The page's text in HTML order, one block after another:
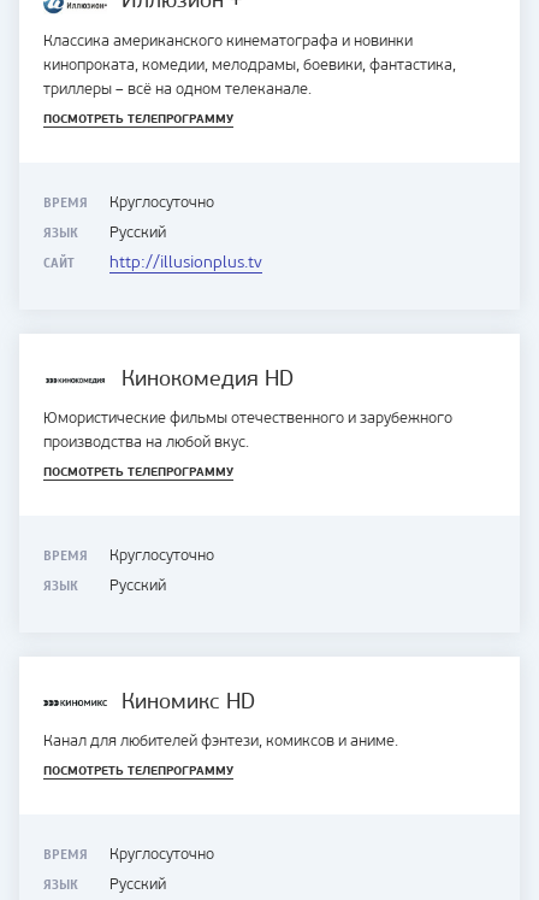
Классика американского кинематографа и новинки
кинопроката, комедии, мелодрамы, боевики, фантастика,
триллеры – всё на одном телеканале.
ПОСМОТРЕТЬ ТЕЛЕПРОГРАММУ
ВРЕМЯ Круглосуточно
ЯЗЫК Русский
САЙТ http://illusionplus.tv
Кинокомедия HD
Юмористические фильмы отечественного и зарубежного
производства на любой вкус.
ПОСМОТРЕТЬ ТЕЛЕПРОГРАММУ
ВРЕМЯ Круглосуточно
ЯЗЫК Русский
Киномикс HD
Канал для любителей фэнтези, комиксов и аниме.
ПОСМОТРЕТЬ ТЕЛЕПРОГРАММУ
ВРЕМЯ Круглосуточно
ЯЗЫК Русский